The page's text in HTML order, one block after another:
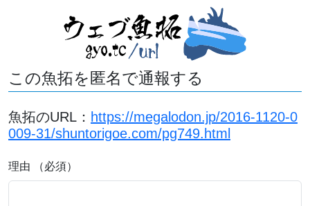
この魚拓を匿名で通報する
魚拓のURL： https://megalodon.jp/2016-1120-0
009-31/shuntorigoe.com/pg749.html
理由 （必須）